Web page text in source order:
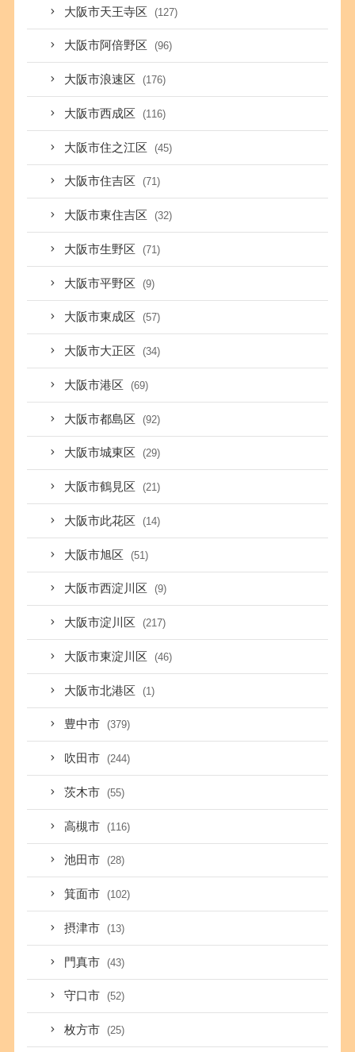
大阪市天王寺区 (127)
大阪市阿倍野区 (96)
大阪市浪速区 (176)
大阪市西成区 (116)
大阪市住之江区 (45)
大阪市住吉区 (71)
大阪市東住吉区 (32)
大阪市生野区 (71)
大阪市平野区 (9)
大阪市東成区 (57)
大阪市大正区 (34)
大阪市港区 (69)
大阪市都島区 (92)
大阪市城東区 (29)
大阪市鶴見区 (21)
大阪市此花区 (14)
大阪市旭区 (51)
大阪市西淀川区 (9)
大阪市淀川区 (217)
大阪市東淀川区 (46)
大阪市北港区 (1)
豊中市 (379)
吹田市 (244)
茨木市 (55)
高槻市 (116)
池田市 (28)
箕面市 (102)
摂津市 (13)
門真市 (43)
守口市 (52)
枚方市 (25)